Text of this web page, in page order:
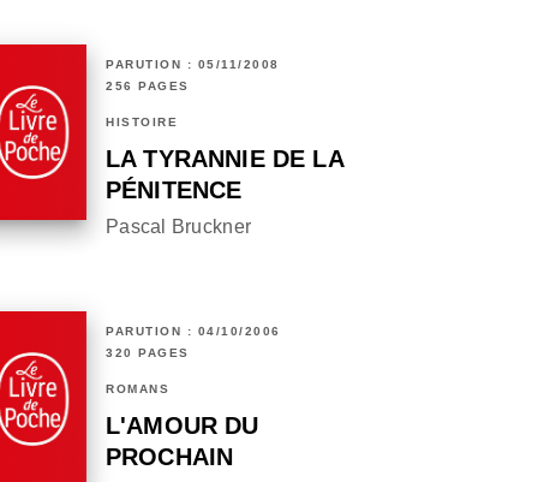
PARUTION : 05/11/2008
256 PAGES
HISTOIRE
LA TYRANNIE DE LA
PÉNITENCE
Pascal Bruckner
PARUTION : 04/10/2006
320 PAGES
ROMANS
L'AMOUR DU
PROCHAIN